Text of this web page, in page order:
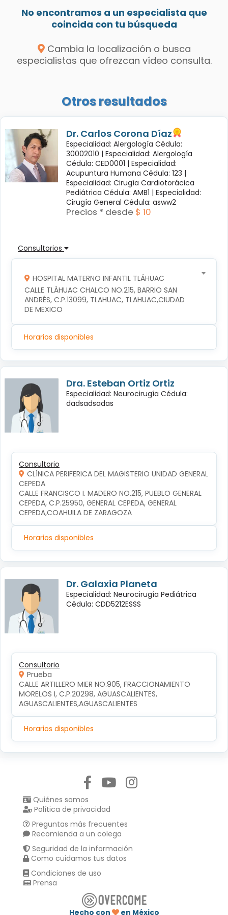
No encontramos a un especialista que
coincida con tu búsqueda
Cambia la localización o busca
especialistas que ofrezcan vídeo consulta.
Otros resultados
Dr. Carlos Corona Díaz
Especialidad: Alergología Cédula:
30002010 | Especialidad: Alergología
Cédula: CED0001 | Especialidad:
Acupuntura Humana Cédula: 123 |
Especialidad: Cirugía Cardiotorácica
Pediátrica Cédula: AMB1 | Especialidad:
Cirugía General Cédula: asww2
Precios * desde $ 10
Consultorios
HOSPITAL MATERNO INFANTIL TLÁHUAC
CALLE TLÁHUAC CHALCO NO.215, BARRIO SAN
ANDRÉS, C.P.13099, TLAHUAC, TLAHUAC,CIUDAD
DE MEXICO
Horarios disponibles
Dra. Esteban Ortiz Ortiz
Especialidad: Neurocirugía Cédula:
dadsadsadas
Consultorio
CLÍNICA PERIFERICA DEL MAGISTERIO UNIDAD GENERAL
CEPEDA
CALLE FRANCISCO I. MADERO NO.215, PUEBLO GENERAL
CEPEDA, C.P.25950, GENERAL CEPEDA, GENERAL
CEPEDA,COAHUILA DE ZARAGOZA
Horarios disponibles
Dr. Galaxia Planeta
Especialidad: Neurocirugía Pediátrica
Cédula: CDD5212ESSS
Consultorio
Prueba
CALLE ARTILLERO MIER NO.905, FRACCIONAMIENTO
MORELOS I, C.P.20298, AGUASCALIENTES,
AGUASCALIENTES,AGUASCALIENTES
Horarios disponibles
Quiénes somos
Política de privacidad
Preguntas más frecuentes
Recomienda a un colega
Seguridad de la información
Como cuidamos tus datos
Condiciones de uso
Prensa
Hecho con en México